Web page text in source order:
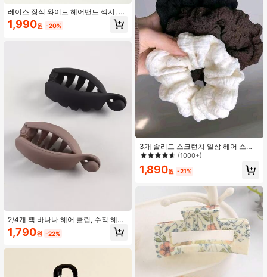
레이스 장식 와이드 헤어밴드 섹시, 헤
어밴드, 헤어 후프 헤어밴드, 블랙, 홈,
스킨케어 헤어밴드 헤어 액세서리 헤
1,990원 -20%
2/4개 팩 바나나 헤어 클립, 수직 헤어
클램프, 트위스트 클립, 얇은 머리카락
을 가진 여성을 위한 포니테일 홀더 헤
1,790원 -22%
3개 솔리드 스크런치 일상 헤어 스타
일링용, 여행에 적합, 헤어 액세서리
(1000+)
1,890원 -21%